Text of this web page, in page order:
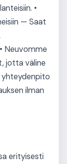
•
— Saat
Neuvomme
jotta väline
yhteydenpito
ilman
erityisesti